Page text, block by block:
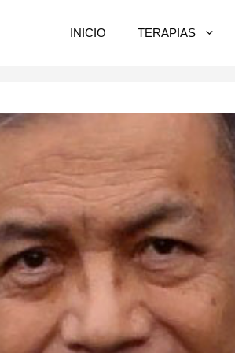
INICIO TERAPIAS